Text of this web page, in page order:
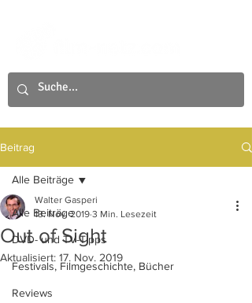
Beitrag
Alle Beiträge
DVD- und TV-Tipps
Festivals, Filmgeschichte, Bücher
Reviews
Alle Beiträge
Out of Sight
Walter Gasperi
13. Nov. 2019 3 Min. Lesezeit
Aktualisiert: 17. Nov. 2019